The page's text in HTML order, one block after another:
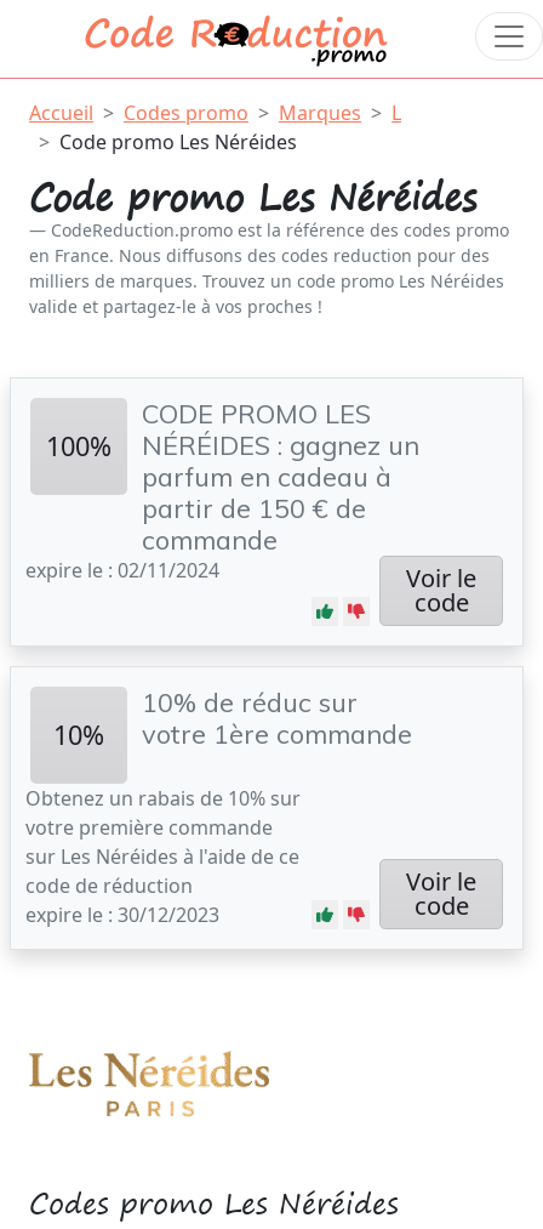
Accueil Codes promo Marques
L
Code promo Les Néréides
Code promo Les Néréides
CodeReduction.promo est la référence des codes promo
en France. Nous diffusons des codes reduction pour des
milliers de marques. Trouvez un code promo Les Néréides
valide et partagez-le à vos proches !
Codes promo Les Néréides
100%
CODE PROMO LES
NÉRÉIDES : gagnez un
parfum en cadeau à
partir de 150 € de
commande
expire le : 02/11/2024 Voir le
code
10%
10% de réduc sur
votre 1ère commande
Obtenez un rabais de 10% sur
votre première commande
sur Les Néréides à l'aide de ce
code de réduction
expire le : 30/12/2023
Voir le
code